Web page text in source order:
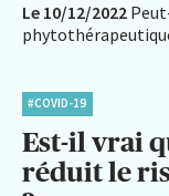
Le 10/12/2022
#COVID-19
Est-il vrai
réduit le